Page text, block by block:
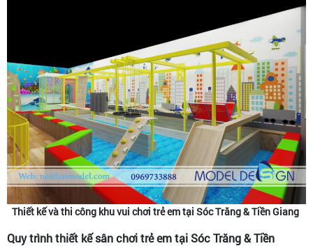
Thiết kế và thi công khu vui chơi trẻ em tại Sóc Trăng & Tiền Giang
Quy trình thiết kế sân chơi trẻ em tại Sóc Trăng & Tiền